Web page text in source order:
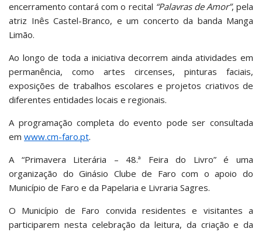
encerramento contará com o recital “Palavras de Amor”, pela
atriz Inês Castel-Branco, e um concerto da banda Manga
Limão.
Ao longo de toda a iniciativa decorrem ainda atividades em
permanência, como artes circenses, pinturas faciais,
exposições de trabalhos escolares e projetos criativos de
diferentes entidades locais e regionais.
A programação completa do evento pode ser consultada
em www.cm-faro.pt.
A “Primavera Literária – 48.ª Feira do Livro” é uma
organização do Ginásio Clube de Faro com o apoio do
Município de Faro e da Papelaria e Livraria Sagres.
O Município de Faro convida residentes e visitantes a
participarem nesta celebração da leitura, da criação e da